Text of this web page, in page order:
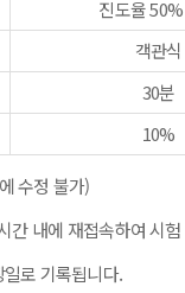
진도율
객관식
30분
10%
수정 불가)
간 내에 재접속하여 시
로 기록됩니다.